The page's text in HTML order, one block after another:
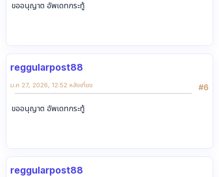
ขออนุญาต อัพเดทกระทู้
reggularpost88
#6
ม.ค 27, 2026, 12:52 หลังเที่ยง
ขออนุญาต อัพเดทกระทู้
reggularpost88